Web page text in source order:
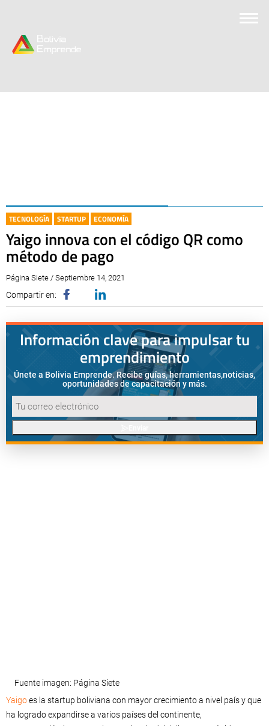
TECNOLOGÍA STARTUP ECONOMÍA
Yaigo innova con el código QR como
método de pago
Página Siete / Septiembre 14, 2021
Compartir en:
Información clave para impulsar tu
emprendimiento
Únete a Bolivia Emprende. Recibe guías, herramientas,noticias,
oportunidades de capacitación y más.
Fuente imagen: Página Siete
Yaigoes la startup boliviana con mayor crecimiento a nivel país y que
ha logrado expandirse a varios países del continente,